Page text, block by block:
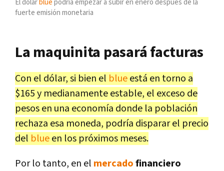
El dólarblue podría empezar a subir en enero después de la
fuerte emisión monetaria
La maquinita pasará facturas
Con el dólar, si bien el blueestá en torno a
$165 y medianamente estable, el exceso de
pesos en una economía donde la población
rechaza esa moneda, podría disparar el precio
del blueen los próximos meses.
Por lo tanto, en el mercadofinanciero